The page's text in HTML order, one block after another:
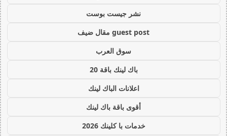
نشر جيست بوست
guest post مقال ضيف
سوق العرب
باك لينك باقة 20
اعلانات الباك لينك
أقوى باقة باك لينك
خدمات با كلينك 2026